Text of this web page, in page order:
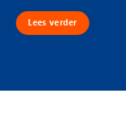
Lees verder